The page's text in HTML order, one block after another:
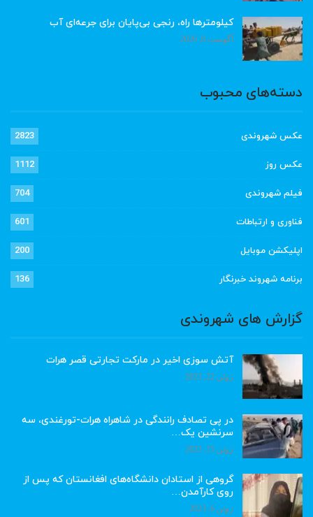
کیلومترها راه، رنجی بی‌پایان برای جرعه‌ای آب
آگوست 8, 2026
دسته‌های محبوب
عکس شهروندی 2823
عکس روز 1112
فیلم شهروندی 704
فناوری و ارتباطات 601
اپلیکشن موبایل 200
برنامه شهروند خبرنگار 136
گزارش های شهروندی
آتش سوزی اخیر در مارکت تجارتی قصر هرات
ژوئن 22, 2023
در پی تصادف رانندگی در شاهراه هرات-تورغندی، سه
سرنشین یک…
ژوئن 15, 2023
گروهی از استادان دانشگاه‌های افغانستان که پس از
روی کارآمدن…
ژوئن 6, 2023